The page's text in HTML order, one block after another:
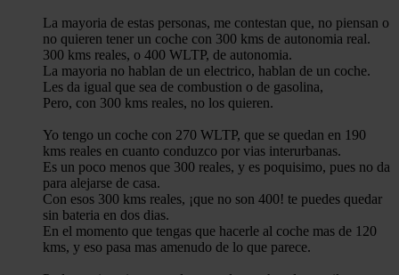
La mayoria de estas personas, me contestan que, no piensan o
no quieren tener un coche con 300 kms de autonomia real.
300 kms reales, o 400 WLTP, de autonomia.
La mayoria no hablan de un electrico, hablan de un coche.
Les da igual que sea de combustion o de gasolina,
Pero, con 300 kms reales, no los quieren.
Yo tengo un coche con 270 WLTP, que se quedan en 190
kms reales en cuanto conduzco por vias interurbanas.
Es un poco menos que 300 reales, y es poquisimo, pues no da
para alejarse de casa.
Con esos 300 kms reales, ¡que no son 400! te puedes quedar
sin bateria en dos dias.
En el momento que tengas que hacerle al coche mas de 120
kms, y eso pasa mas amenudo de lo que parece.